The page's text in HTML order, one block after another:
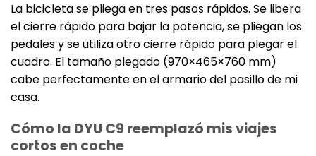
La bicicleta se pliega en tres pasos rápidos. Se libera
el cierre rápido para bajar la potencia, se pliegan los
pedales y se utiliza otro cierre rápido para plegar el
cuadro. El tamaño plegado (970×465×760 mm)
cabe perfectamente en el armario del pasillo de mi
casa.
Cómo la DYU C9 reemplazó mis viajes
cortos en coche